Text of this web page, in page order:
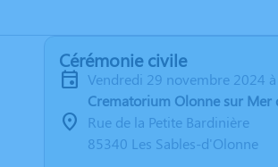
Cérémonie civile
vendredi 29 novembre 2024
Crematorium Olonne sur Mer
Rue de la Petite Bardinière
85340 Les Sables-d'Olonne